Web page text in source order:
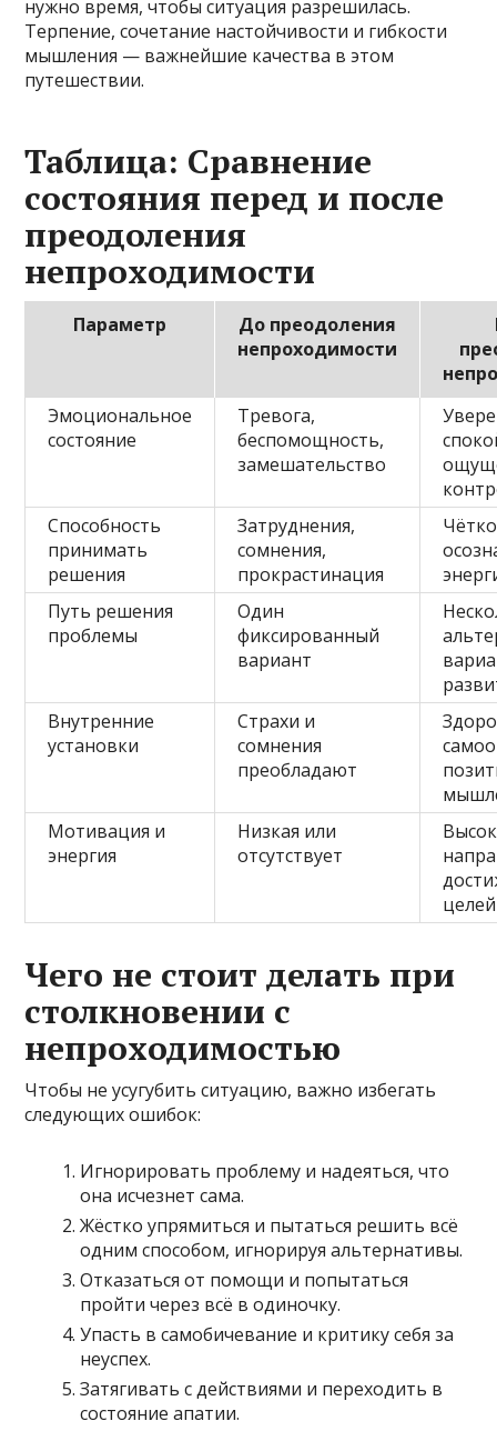
нужно время, чтобы ситуация разрешилась.
Терпение, сочетание настойчивости и гибкости
мышления — важнейшие качества в этом
путешествии.
Таблица: Сравнение
состояния перед и после
преодоления
непроходимости
Параметр
До преодоления
непроходимости
Эмоциональное
состояние
Тревога,
беспомощность,
замешательство
Способность
принимать
решения
Затруднения,
сомнения,
прокрастинация
Путь решения
проблемы
Один
фиксированный
вариант
Внутренние
установки
Страхи и
сомнения
преобладают
Мотивация и
энергия
Низкая или
отсутствует
целей
Чего не стоит делать при
столкновении с
непроходимостью
Чтобы не усугубить ситуацию, важно избегать
следующих ошибок:
Игнорировать проблему и надеяться, что
она исчезнет сама.
Жёстко упрямиться и пытаться решить всё
одним способом, игнорируя альтернативы.
Отказаться от помощи и попытаться
пройти через всё в одиночку.
Упасть в самобичевание и критику себя за
неуспех.
Затягивать с действиями и переходить в
состояние апатии.